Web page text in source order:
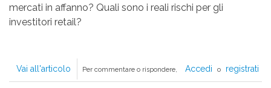
mercati in affanno? Quali sono i reali rischi per gli
investitori retail?
Vai all'articolo
SEGRETO
Per commentare o rispondere, Accedi o registrati